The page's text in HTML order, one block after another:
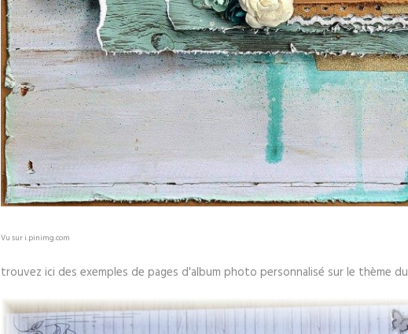
Vu sur i.pinimg.com
trouvez ici des exemples de pages d'album photo personnalisé sur le thème du